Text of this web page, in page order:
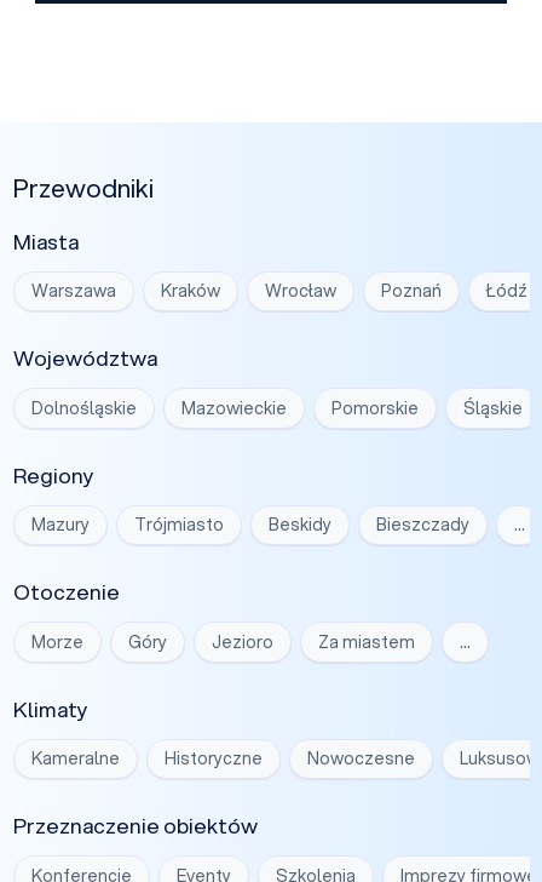
Przewodniki
Miasta
Warszawa Kraków Wrocław Poznań Łódź
Województwa
Dolnośląskie Mazowieckie Pomorskie Śląskie
Regiony
Mazury Trójmiasto Beskidy Bieszczady …
Otoczenie
Morze Góry Jezioro Za miastem …
Klimaty
Kameralne Historyczne Nowoczesne
Przeznaczenie obiektów
Konferencje Eventy Szkolenia Imprezy firmowe